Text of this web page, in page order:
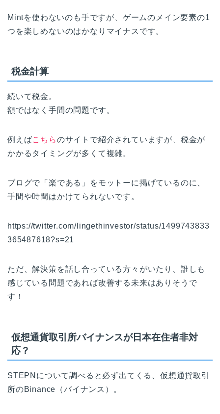
Mintを使わないのも手ですが、ゲームのメイン要素の1
つを楽しめないのはかなりマイナスです。
税金計算
続いて税金。
額ではなく手間の問題です。
例えばこちらのサイトで紹介されていますが、税金が
かかるタイミングが多くて複雑。
ブログで「楽である」をモットーに掲げているのに、
手間や時間はかけてられないです。
https://twitter.com/lingethinvestor/status/1499743833
365487618?s=21
ただ、解決策を話し合っている方々がいたり、誰しも
感じている問題であれば改善する未来はありそうで
す！
仮想通貨取引所バイナンスが日本在住者非対
応？
STEPNについて調べると必ず出てくる、仮想通貨取引
所のBinance（バイナンス）。